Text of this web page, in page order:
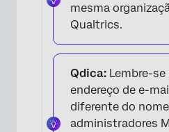
mesma
Qualtrics.
Qdica: Lembre-se
endereço de e-
diferente do
administradores